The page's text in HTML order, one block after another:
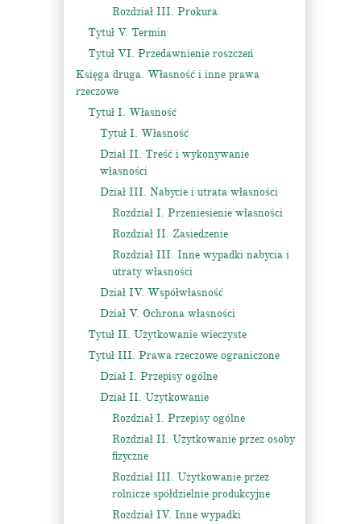
Rozdział III. Prokura
Tytuł V. Termin
Tytuł VI. Przedawnienie roszczeń
Księga druga. Własność i inne prawa
rzeczowe
Tytuł I. Własność
Tytuł I. Własność
Dział II. Treść i wykonywanie
własności
Dział III. Nabycie i utrata własności
Rozdział I. Przeniesienie własności
Rozdział II. Zasiedzenie
Rozdział III. Inne wypadki nabycia i
utraty własności
Dział IV. Współwłasność
Dział V. Ochrona własności
Tytuł II. Użytkowanie wieczyste
Tytuł III. Prawa rzeczowe ograniczone
Dział I. Przepisy ogólne
Dział II. Użytkowanie
Rozdział I. Przepisy ogólne
Rozdział II. Użytkowanie przez osoby
fizyczne
Rozdział III. Użytkowanie przez
rolnicze spółdzielnie produkcyjne
Rozdział IV. Inne wypadki